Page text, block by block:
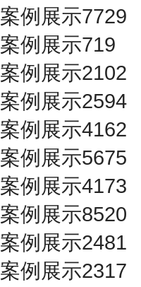
案例展示7729
案例展示719
案例展示2102
案例展示2594
案例展示4162
案例展示5675
案例展示4173
案例展示8520
案例展示2481
案例展示2317